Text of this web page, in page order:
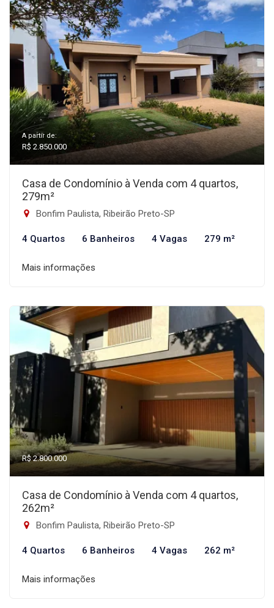
A partir de:
R$ 2.850.000
Casa de Condomínio à Venda com 4 quartos,
279m²
Bonfim Paulista, Ribeirão Preto-SP
4 Quartos 6 Banheiros 4 Vagas 279 m²
Mais informações
R$ 2.800.000
Casa de Condomínio à Venda com 4 quartos,
262m²
Bonfim Paulista, Ribeirão Preto-SP
4 Quartos 6 Banheiros 4 Vagas 262 m²
Mais informações